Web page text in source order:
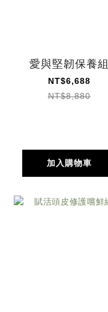
愛與堅韌保養組
NT$6,688
NT$8,880
加入購物車